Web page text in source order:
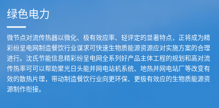
绿色电力
微节点对流传热器以微化、极有效应率、轻评定的显著特点，正将成为精
彩纷呈电网制造餐饮行业谋求可快速生物质能源资源应对实施方案的合理
进行。沈氏节能信息精彩纷呈电网全系列好产品主体工程的规划和高对流
传热率可可以帮助聚光日头能并网电站机系统、地热并网电站厂等改变有
效的散热片理，带动制造餐饮行业向更环保、更极有效应的生物质能源资
源制作衔接。